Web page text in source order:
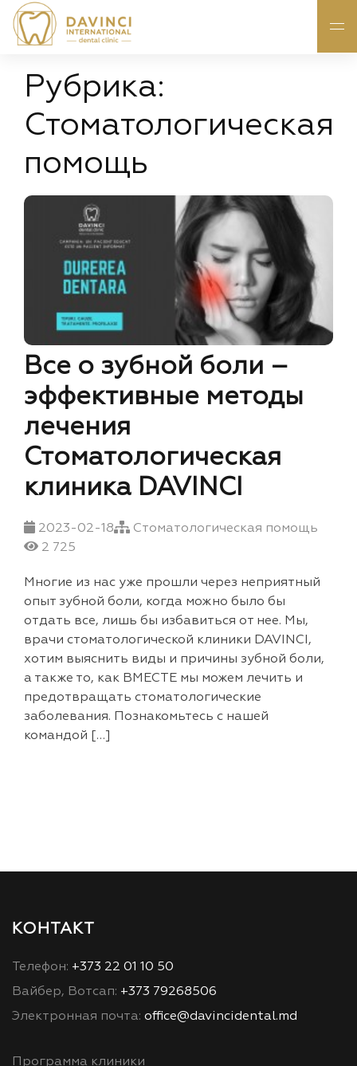
Рубрика:
Стоматологическая
помощь
Все о зубной боли –
эффективные методы
лечения
Стоматологическая
клиника DAVINCI
2023-02-18
Стоматологическая помощь
2 725
Многие из нас уже прошли через неприятный
опыт зубной боли, когда можно было бы
отдать все, лишь бы избавиться от нее. Мы,
врачи стоматологической клиники DAVINCI,
хотим выяснить виды и причины зубной боли,
а также то, как ВМЕСТЕ мы можем лечить и
предотвращать стоматологические
заболевания. Познакомьтесь с нашей
командой […]
КОНТАКТ
Телефон: +373 22 01 10 50
Вайбер, Вотсап: +373 79268506
Электронная почта: office@davincidental.md
Программа клиники